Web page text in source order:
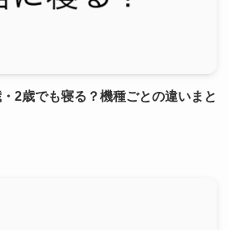
2歳でも寝る？機種ごとの違いまと